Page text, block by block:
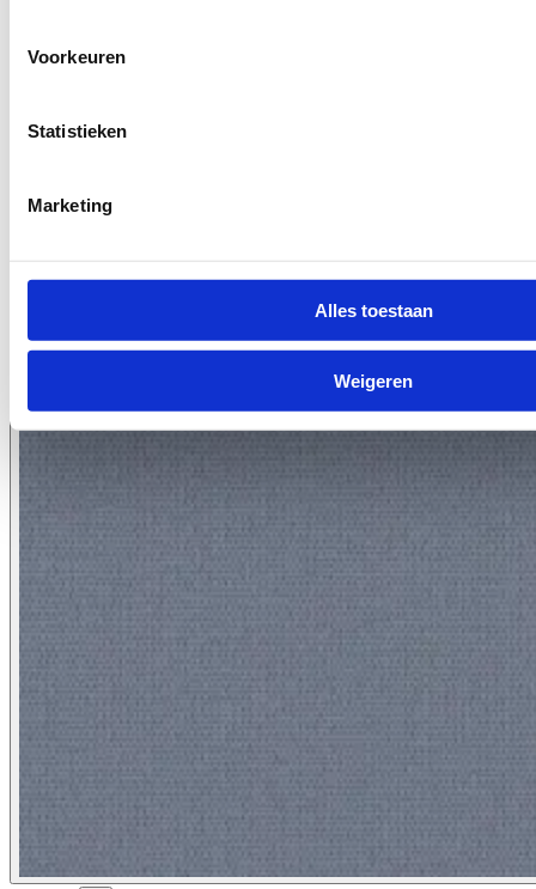
Voorkeuren
Statistieken
Marketing
Alles toestaan
Weigeren
7055.12